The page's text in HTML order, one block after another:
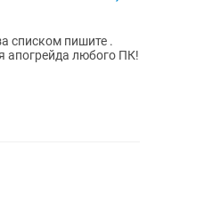
списком пишите .
апогрейда любого ПК!